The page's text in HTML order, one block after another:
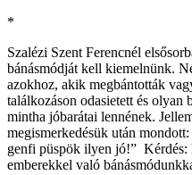
*
Szalézi Szent Ferencnél
bánásmódját kell kiemelnünk.
azokhoz, akik megbántották
találkozáson odasietett és olyan
mintha jóbarátai lennének.
megismerkedésük után
genfi püspök ilyen jó!” Kérdés:
emberekkel való